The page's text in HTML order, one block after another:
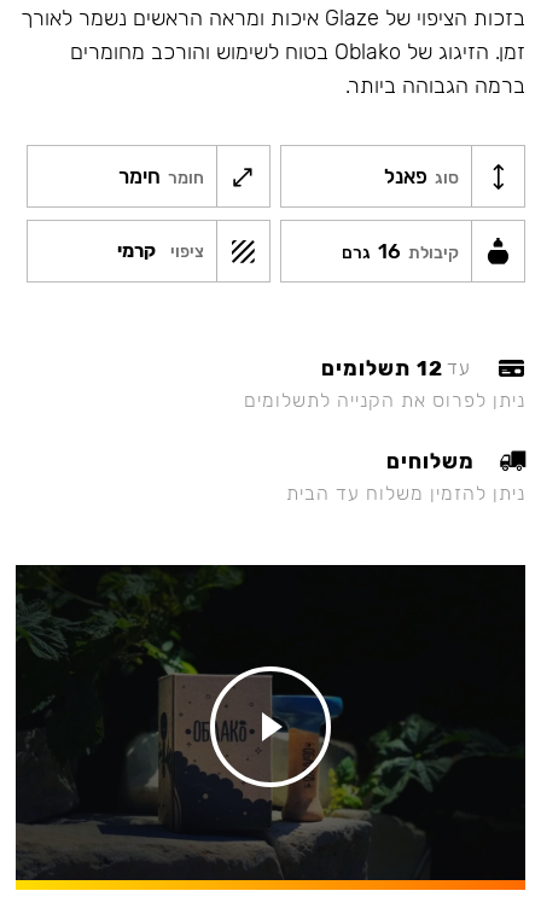
בזכות הציפוי של Glaze איכות ומראה הראשים נשמר לאורך
זמן. הזיגוג של Oblako בטוח לשימוש והורכב מחומרים
ברמה הגבוהה ביותר.
סוג פאנל חומר חימר
קיבולת 16 גרם ציפוי קרמי
עד 12 תשלומים
ניתן לפרוס את הקנייה לתשלומים
משלוחים
ניתן להזמין משלוח עד הבית